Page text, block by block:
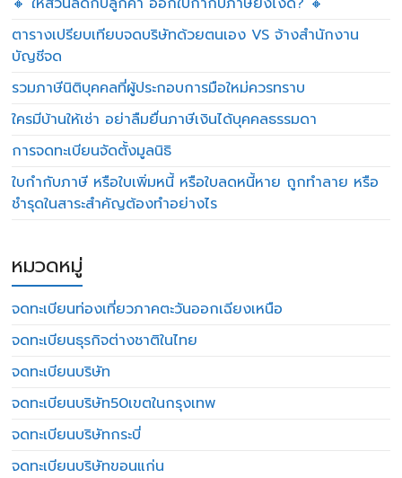
ตารางเปรียบเทียบจดบริษัทด้วยตนเอง VS จ้างสำนักงาน
บัญชีจด
รวมภาษีนิติบุคคลที่ผู้ประกอบการมือใหม่ควรทราบ
ใครมีบ้านให้เช่า อย่าลืมยื่นภาษีเงินได้บุคคลธรรมดา
การจดทะเบียนจัดตั้งมูลนิธิ
ใบกำกับภาษี หรือใบเพิ่มหนี้ หรือใบลดหนี้หาย ถูกทำลาย หรือ
ชำรุดในสาระสำคัญต้องทำอย่างไร
หมวดหมู่
จดทะเบียนท่องเที่ยวภาคตะวันออกเฉียงเหนือ
จดทะเบียนธุรกิจต่างชาติในไทย
จดทะเบียนบริษัท
จดทะเบียนบริษัท50เขตในกรุงเทพ
จดทะเบียนบริษัทกระบี่
จดทะเบียนบริษัทขอนแก่น